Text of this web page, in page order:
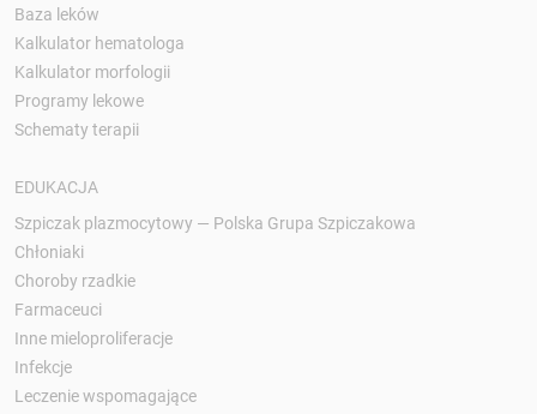
Baza leków
Kalkulator hematologa
Kalkulator morfologii
Programy lekowe
Schematy terapii
EDUKACJA
Szpiczak plazmocytowy — Polska Grupa Szpiczakowa
Chłoniaki
Choroby rzadkie
Farmaceuci
Inne mieloproliferacje
Infekcje
Leczenie wspomagające